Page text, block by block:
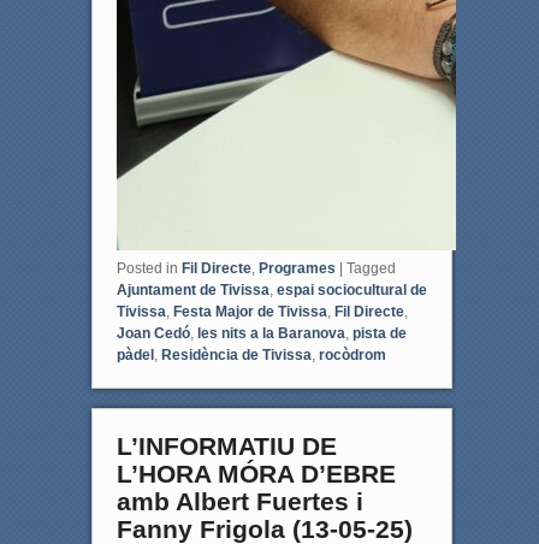
Posted in Fil Directe, Programes
Tagged
Ajuntament de Tivissa, espai sociocultural de
Tivissa, Festa Major de Tivissa, Fil Directe,
Joan Cedó, les nits a la Baranova, pista de
pàdel , Residència de Tivissa, rocòdrom
L’INFORMATIU DE
L’HORA MÓRA D’EBRE
amb Albert Fuertes i
Fanny Frigola (13-05-25)